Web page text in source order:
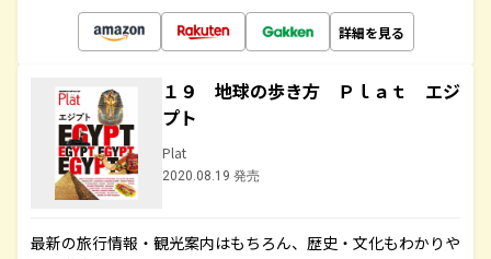
詳細を見る
１９ 地球の歩き方 Ｐｌａｔ エジ
プト
Plat
2020.08.19 発売
最新の旅行情報・観光案内はもちろん、歴史・文化もわかりや